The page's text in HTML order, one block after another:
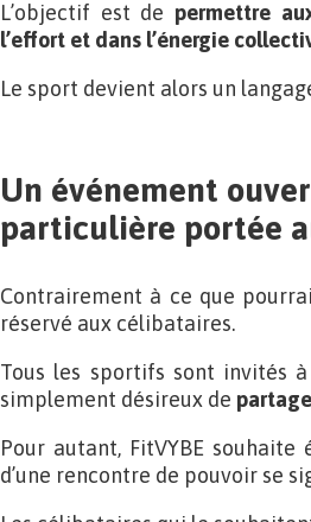
L’objectif est de permettre
l’effort et dans l’énergie
Le sport devient alors un
Un événement
particulière portée
Contrairement à ce que
réservé aux célibataires.
Tous les sportifs sont invités
simplement désireux de
Pour autant, FitVYBE
d’une rencontre de pouvoir se